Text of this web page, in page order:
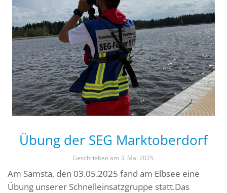
Übung der SEG Marktoberdorf
Geschrieben am 3. Mai 2025.
Am Samsta, den 03.05.2025 fand am Elbsee eine
Übung unserer Schnelleinsatzgruppe statt.Das